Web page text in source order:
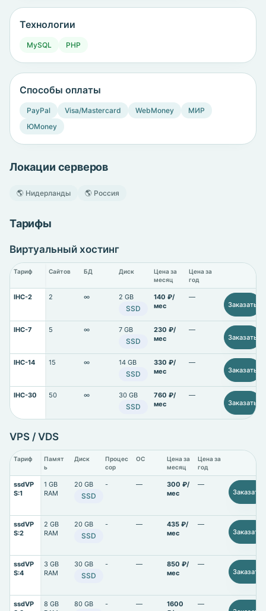
Технологии
MySQL PHP
Способы оплаты
PayPal Visa/Mastercard WebMoney
МИР
ЮMoney
Локации серверов
🌎 Нидерланды 🌎 Россия
Тарифы
Виртуальный хостинг
Тариф Сайтов БД Диск
Цена за
месяц
Цена за
год
IHC-2 2 ∞ 2 GB
SSD
140 ₽/
мес
—
Заказать
IHC-7 5 ∞ 7 GB
SSD
230 ₽/
мес
—
Заказать
IHC-14 15 ∞ 14 GB
SSD
330 ₽/
мес
—
Заказать
IHC-30 50 ∞ 30 GB
SSD
760 ₽/
мес
—
Заказать
VPS / VDS
Тариф
Памят
ь
Диск
Процес
сор
ОС
Цена за
месяц
Цена за
год
ssdVP
S:1
1 GB
RAM
20 GB
SSD
- —
300 ₽/
мес
—
Заказать
ssdVP
S:2
2 GB
RAM
20 GB
SSD
- —
435 ₽/
мес
—
Заказать
ssdVP
S:4
3 GB
RAM
30 GB
SSD
- —
850 ₽/
мес
—
Заказать
ssdVP
8 GB
80 GB - —
1600
—